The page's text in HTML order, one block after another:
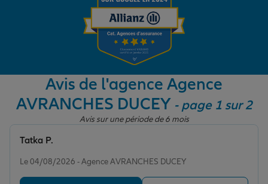
Garantie des accidents de la vie
Assurance scolaire
Protection juridique
Retraite
Avis de l'agence Agence
AVRANCHES DUCEY - page 1 sur 2
Avis sur une période de 6 mois
Le 04/08/2026 - Agence AVRANCHES DUCEY
Tatka P.